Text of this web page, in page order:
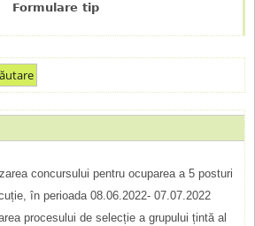
Formulare tip
concursului pentru ocuparea a 5 posturi
în perioada 08.06.2022- 07.07.2022
procesului de selecție a grupului țintă al